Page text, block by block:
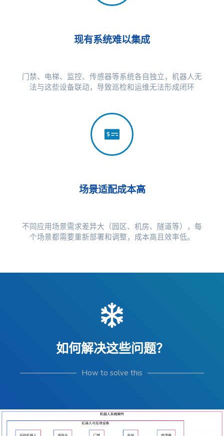
现有系统难以集成
门禁、电梯、监控、传感器等系统各自独立，机器人无
法与这些设备联动，导致巡检和运维无法形成闭环
场景适配成本高
不同应用场景需求差异大（园区、机房、隧道等），每
个场景都需要重新部署和调整，成本高且效率低。
如何解决这些问题？
How to solve this